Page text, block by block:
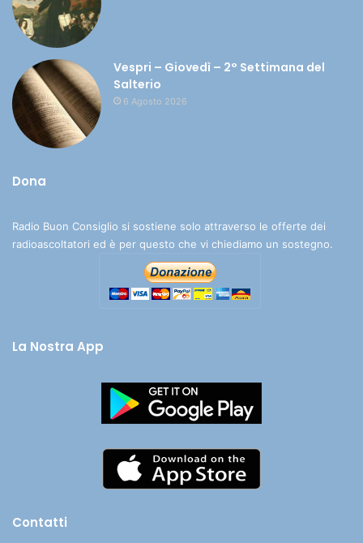
Vespri – Giovedì – 2° Settimana del
Salterio
6 Agosto 2026
Dona
Radio Buon Consiglio si sostiene solo attraverso le offerte dei
radioascoltatori ed è per questo che vi chiediamo un sostegno.
La Nostra App
Contatti